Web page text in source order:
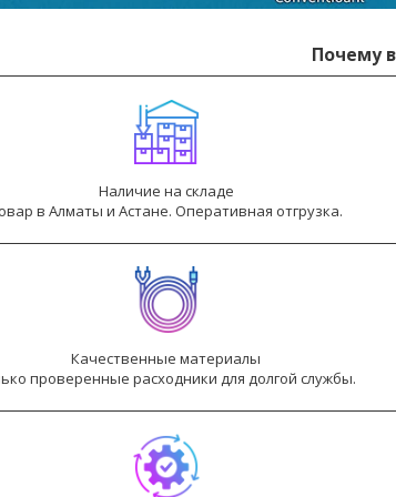
Почему
Наличие на складе
в Алматы и Астане. Оперативная отгрузка.
Качественные материалы
проверенные расходники для долгой службы.